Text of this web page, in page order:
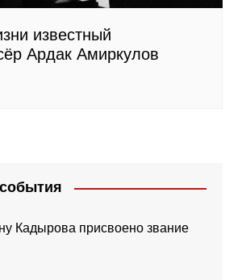
известный
Ардак Амиркулов
Кадырова присвоено звание